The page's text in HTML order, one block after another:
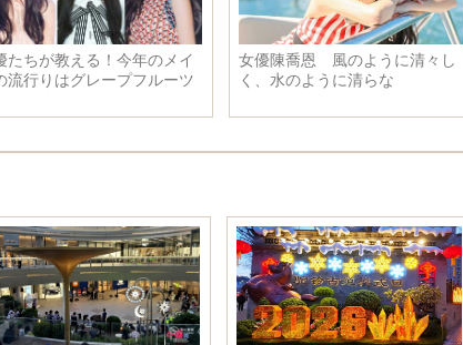
たちが教える！今年のメイ
流行りはグレープフルーツ
女優陳喬恩 風のように清々し
く、水のように清らな